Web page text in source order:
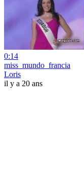
0:14
miss_mundo_francia
Loris
il y a 20 ans